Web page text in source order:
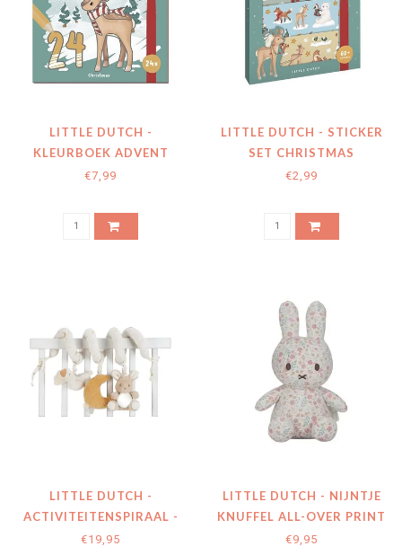
LITTLE DUTCH -
KLEURBOEK ADVENT
COUNTDOWN CALENDER
€7,99
LITTLE DUTCH - STICKER
SET CHRISTMAS
€2,99
LITTLE DUTCH -
ACTIVITEITENSPIRAAL -
WIT - NEWBORN
€19,95
LITTLE DUTCH - NIJNTJE
KNUFFEL ALL-OVER PRINT
20 CM - ROZE - LUCKY
€9,95